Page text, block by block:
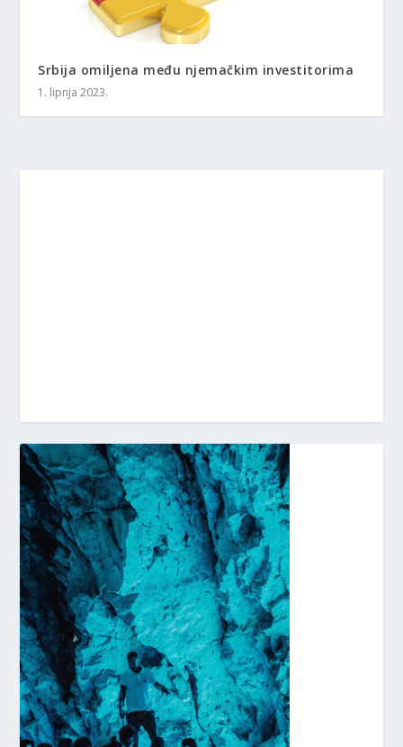
Srbija omiljena među njemačkim investitorima
1. lipnja 2023.